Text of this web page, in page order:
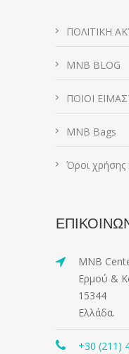
ΠΟΛΙΤΙΚΗ
MNB BLOG
ΠΟΙΟΙ
MNB Bags
Όροι χρήσης
MNB
Ερμού &
15344
Ελλάδα.
+30 (211)